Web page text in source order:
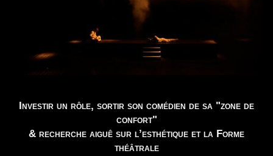
Investir un rôle, sortir son comédien de sa "zone de
confort"
& recherche aiguê sur l’esthétique et la Forme
théâtrale